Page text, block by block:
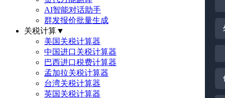
AI智能对话助手
群发报价批量生成
关税计算▼
美国关税计算器
中国进口关税计算器
巴西进口税费计算器
孟加拉关税计算器
台湾关税计算器
英国关税计算器